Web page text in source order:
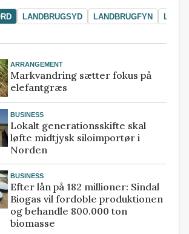
LANDBRUGSYD LANDBRUGFYN
ARRANGEMENT
Markvandring sætter fokus på
elefantgræs
BUSINESS
Lokalt generationsskifte skal
løfte midtjysk siloimportør i
Norden
BUSINESS
Efter lån på 182 millioner: Sindal
Biogas vil fordoble produktionen
og behandle 800.000 ton
biomasse